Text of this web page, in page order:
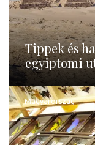
Tippek és
egyiptomi
Magyarország